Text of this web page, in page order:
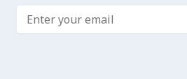
Enter address